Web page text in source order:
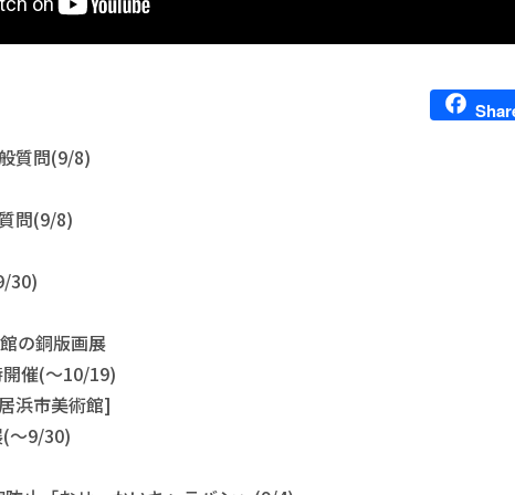
質問(9/8)
問(9/8)
30)
の銅版画展
催(～10/19)
浜市美術館]
～9/30)